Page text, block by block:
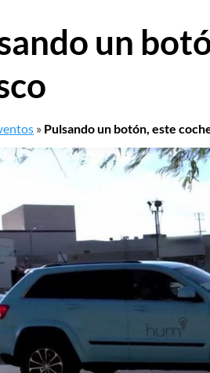
un
» Pulsando un botón, este